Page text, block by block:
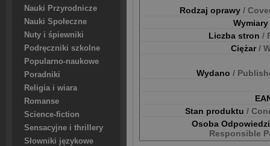
Nauki Przyrodnicze
Nauki Społeczne
Nuty i śpiewniki
Podręczniki szkolne
Popularno-naukowe
Poradniki
Religia i wiara
Romanse
Science-fiction
Sensacyjne i thrillery
Słowniki językowe
Rodzaj oprawy /
Wymiary
Liczba stron /
Ciężar/
Wydano /
Stan produktu /
Osoba
Responsible